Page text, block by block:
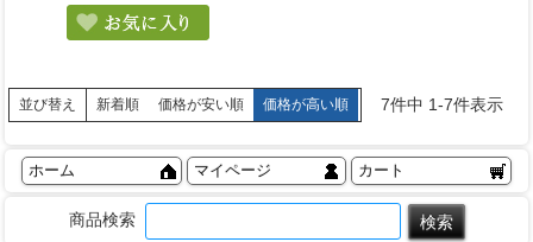
並び替え 新着順 価格が安い順 価格が高い順 7件中 1-7件表示
ホーム マイページ カート
商品検索